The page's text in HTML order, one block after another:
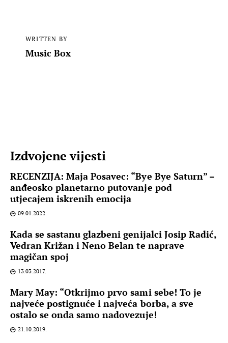
WRITTEN BY
Music Box
Izdvojene vijesti
RECENZIJA: Maja Posavec: “Bye Bye Saturn” –
anđeosko planetarno putovanje pod
utjecajem iskrenih emocija
09.01.2022.
Kada se sastanu glazbeni genijalci Josip Radić,
Vedran Križan i Neno Belan te naprave
magičan spoj
13.03.2017.
Mary May: “Otkrijmo prvo sami sebe! To je
najveće postignuće i najveća borba, a sve
ostalo se onda samo nadovezuje!
21.10.2019.